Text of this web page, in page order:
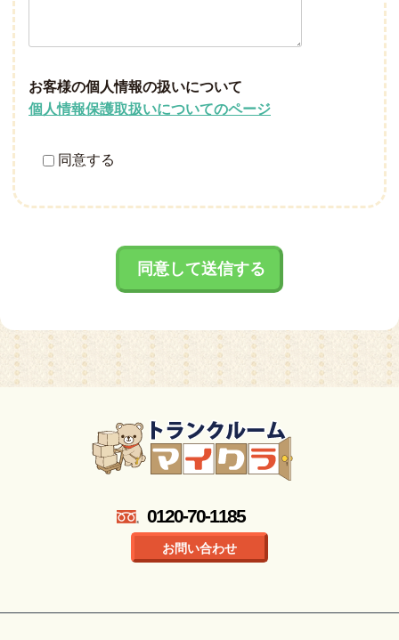
お客様の個人情報の扱いについて
個人情報保護取扱いについてのページ
同意する
0120-70-1185
お問い合わせ